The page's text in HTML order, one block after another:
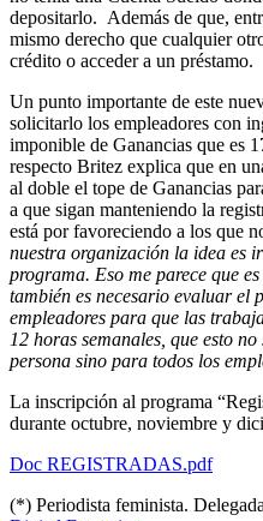
depositarlo. Además de que,
mismo derecho que cualquier
crédito o acceder a un préstamo.
Un punto importante de este
solicitarlo los empleadores con
imponible de Ganancias que es
respecto Britez explica que en
al doble el tope de Ganancias
a que sigan manteniendo la
está por favoreciendo a los que
nuestra organización la idea es
programa. Eso me parece que
también es necesario evaluar el
empleadores para que las
12 horas semanales, que esto
persona sino para todos los
La inscripción al programa
durante octubre, noviembre y
Doc REGISTRADAS.pdf
(*) Periodista feminista.